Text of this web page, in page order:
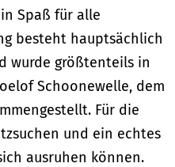
Spaß für alle
besteht hauptsächlich
wurde größtenteils in
Schoonewelle, dem
Für die
und ein echtes
ausruhen können.